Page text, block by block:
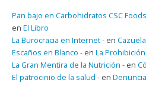
Pan bajo en Carbohidratos CSC Foods
en El Libro
La Burocracia en Internet - en
Escaños en Blanco - en La
La Gran Mentira de la Nutrición - en
El patrocinio de la salud - en